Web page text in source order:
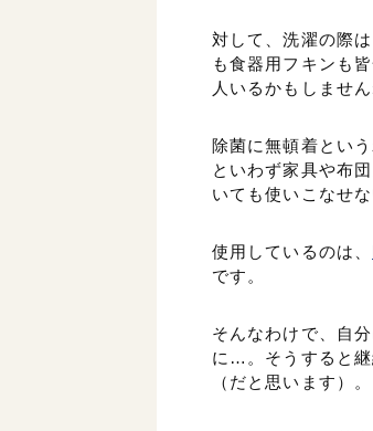
対して、洗濯の際
も食器用フキンも
人いるかもしませ
除菌に無頓着とい
といわず家具や布
いても使いこなせ
使用しているのは、
です。
そんなわけで、自
に…。そうすると継
（だと思います）。